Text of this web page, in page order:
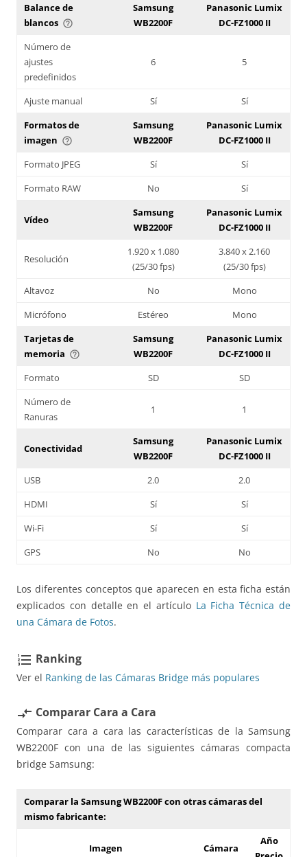
Balance de
blancos help_outline
Samsung
WB2200F
Panasonic Lumix
DC-FZ1000 II
Número de
ajustes
predefinidos
6 5
Ajuste manual Sí
Sí
Formatos de
imagen help_outline
Samsung
WB2200F
Panasonic Lumix
DC-FZ1000 II
Formato JPEG
Sí
Sí
Formato RAW
No Sí
Vídeo
Samsung
WB2200F
Panasonic Lumix
DC-FZ1000 II
Resolución
1.920 x 1.080
(25/30 fps)
3.840 x 2.160
(25/30 fps)
Altavoz
No
Mono
Micrófono
Estéreo
Mono
Tarjetas de
memoria help_outline
Samsung
WB2200F
Panasonic Lumix
DC-FZ1000 II
Formato
SD
SD
Número de
Ranuras
1 1
Conectividad
Samsung
WB2200F
Panasonic Lumix
DC-FZ1000 II
USB
2.0
2.0
HDMI
Sí
Sí
Wi-Fi
Sí
Sí
GPS
No No
Los diferentes conceptos que aparecen en esta ficha están
explicados con detalle en el artículo La Ficha Técnica de
una Cámara de Fotos.
format_list_numbered Ranking
Ver el Ranking de las Cámaras Bridge más populares
compare_arrows Comparar Cara a Cara
Comparar cara a cara las características de la Samsung
WB2200F con una de las siguientes cámaras compacta
bridge Samsung:
Comparar la Samsung WB2200F con otras cámaras del
mismo fabricante:
Imagen Cámara
Año